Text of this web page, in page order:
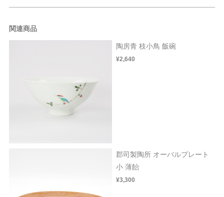
関連商品
陶房青 枝小鳥 飯碗
¥2,640
郡司製陶所 オーバルプレート
小 薄飴
¥3,300